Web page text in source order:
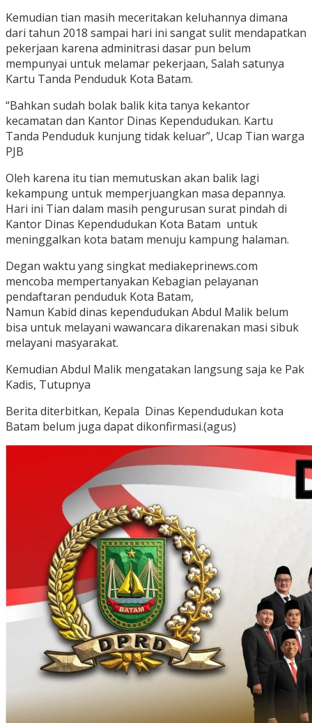
Kemudian tian masih meceritakan keluhannya dimana
dari tahun 2018 sampai hari ini sangat sulit mendapatkan
pekerjaan karena adminitrasi dasar pun belum
mempunyai untuk melamar pekerjaan, Salah satunya
Kartu Tanda Penduduk Kota Batam.
“Bahkan sudah bolak balik kita tanya kekantor
kecamatan dan Kantor Dinas Kependudukan. Kartu
Tanda Penduduk kunjung tidak keluar”, Ucap Tian warga
PJB
Oleh karena itu tian memutuskan akan balik lagi
kekampung untuk memperjuangkan masa depannya.
Hari ini Tian dalam masih pengurusan surat pindah di
Kantor Dinas Kependudukan Kota Batam untuk
meninggalkan kota batam menuju kampung halaman.
Degan waktu yang singkat mediakeprinews.com
mencoba mempertanyakan Kebagian pelayanan
pendaftaran penduduk Kota Batam,
Namun Kabid dinas kependudukan Abdul Malik belum
bisa untuk melayani wawancara dikarenakan masi sibuk
melayani masyarakat.
Kemudian Abdul Malik mengatakan langsung saja ke Pak
Kadis, Tutupnya
Berita diterbitkan, Kepala Dinas Kependudukan kota
Batam belum juga dapat dikonfirmasi.(agus)